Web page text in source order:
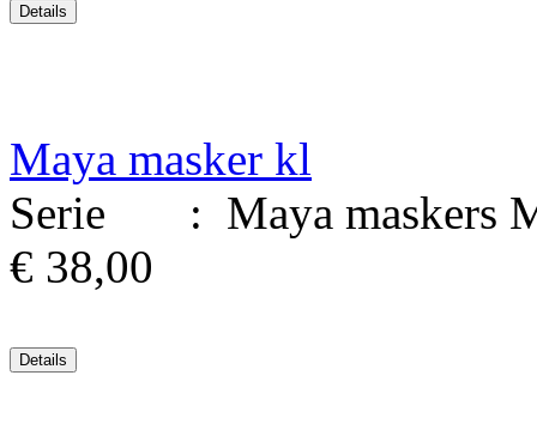
Maya masker kl
Serie : Maya maskers
€ 38,00